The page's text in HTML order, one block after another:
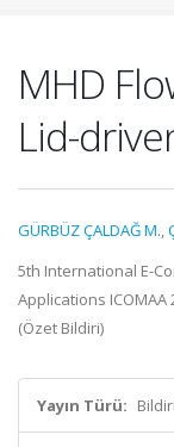
MHD
Lid-
GÜRBÜZ ÇALDAĞ M.,
5th International E-
Applications ICOMAA
(Özet Bildiri)
Yayın Türü: